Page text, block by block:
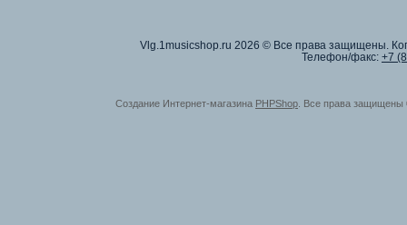
Vlg.1musicshop.ru 2026 © Все права защищены.
Телефон/факс: +7
Создание Интернет-магазина PHPShop . Все права защищены